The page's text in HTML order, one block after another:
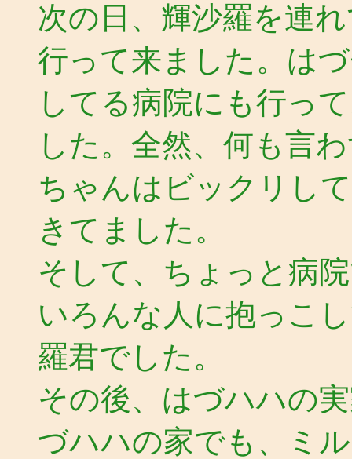
次の日、輝沙羅を連
行って来ました。は
してる病院にも行っ
した。全然、何も言
ちゃんはビックリし
きてました。
そして、ちょっと病
いろんな人に抱っこ
羅君でした。
その後、はづハハの
づハハの家でも、ミ